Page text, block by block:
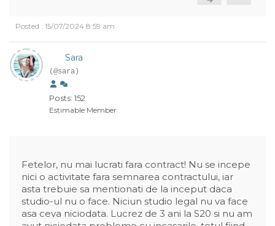
Posted : 15/07/2024 8:59 am
Sara
(@sara)
Posts: 152
Estimable Member
Fetelor, nu mai lucrati fara contract! Nu se incepe
nici o activitate fara semnarea contractului, iar
asta trebuie sa mentionati de la inceput daca
studio-ul nu o face. Niciun studio legal nu va face
asa ceva niciodata. Lucrez de 3 ani la S20 si nu am